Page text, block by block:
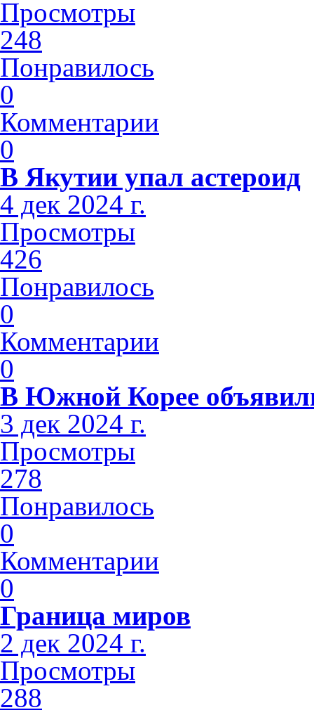
Просмотры
248
Понравилось
0
Комментарии
0
В Якутии упал астероид
4 дек 2024 г.
Просмотры
426
Понравилось
0
Комментарии
0
В Южной Корее
3 дек 2024 г.
Просмотры
278
Понравилось
0
Комментарии
0
Граница миров
2 дек 2024 г.
Просмотры
288